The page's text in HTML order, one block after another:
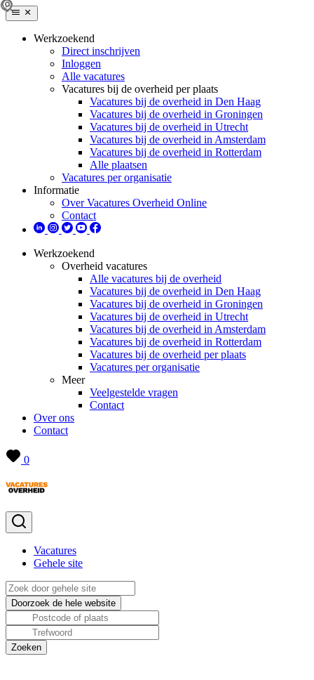
Werkzoekend
Direct inschrijven
Inloggen
Alle vacatures
Vacatures bij de overheid per plaats
Vacatures bij de overheid in Den Haag
Vacatures bij de overheid in Groningen
Vacatures bij de overheid in Utrecht
Vacatures bij de overheid in Amsterdam
Vacatures bij de overheid in Rotterdam
Alle plaatsen
Vacatures per organisatie
Informatie
Over Vacatures Overheid Online
Contact
Werkzoekend
Overheid vacatures
Alle vacatures bij de overheid
Vacatures bij de overheid in Den Haag
Vacatures bij de overheid in Groningen
Vacatures bij de overheid in Utrecht
Vacatures bij de overheid in Amsterdam
Vacatures bij de overheid in Rotterdam
Vacatures bij de overheid per plaats
Vacatures per organisatie
Meer
Veelgestelde vragen
Contact
Over ons
Contact
0
Vacatures
Gehele site